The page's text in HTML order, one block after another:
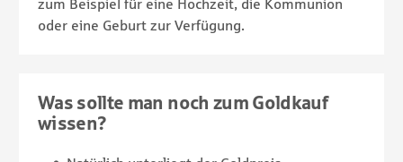
zum Beispiel für eine Hochzeit, die Kommunion
oder eine Geburt zur Verfügung.
Was sollte man noch zum Goldkauf
wissen?